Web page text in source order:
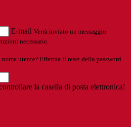
E-mail Verrà inviato un messaggio
necessarie.
utente? Effettua il reset della password
la casella di posta elettronica!